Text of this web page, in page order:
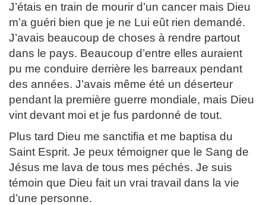
J’étais en train de mourir d’un cancer mais Dieu
m’a guéri bien que je ne Lui eût rien demandé.
J’avais beaucoup de choses à rendre partout
dans le pays. Beaucoup d’entre elles auraient
pu me conduire derrière les barreaux pendant
des années. J’avais même été un déserteur
pendant la première guerre mondiale, mais Dieu
vint devant moi et je fus pardonné de tout.
Plus tard Dieu me sanctifia et me baptisa du
Saint Esprit. Je peux témoigner que le Sang de
Jésus me lava de tous mes péchés. Je suis
témoin que Dieu fait un vrai travail dans la vie
d’une personne.